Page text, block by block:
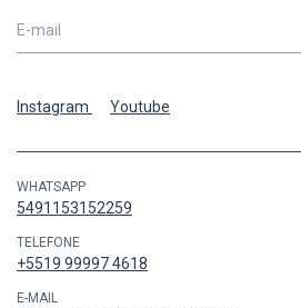
Instagram Youtube
WHATSAPP
5491153152259
TELEFONE
+5519 99997 4618
E-MAIL